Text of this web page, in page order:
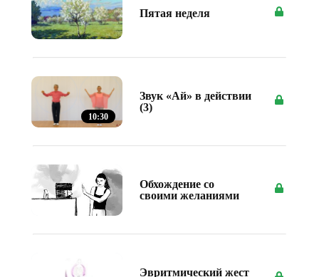
Пятая неделя
10:30
Звук «Ай» в действии
(3)
Обхождение со
своими желаниями
Эвритмический жест